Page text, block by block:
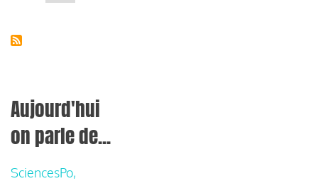
Aujourd'hui
on parle de...
SciencesPo,